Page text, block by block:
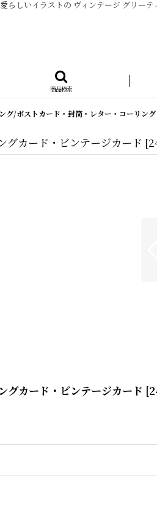
らしいイラストの ヴィンテージ グリー
商品検索
グ/ポストカード・封筒・レター・コーリン
グカード・ビンテージカード [
グカード・ビンテージカード [